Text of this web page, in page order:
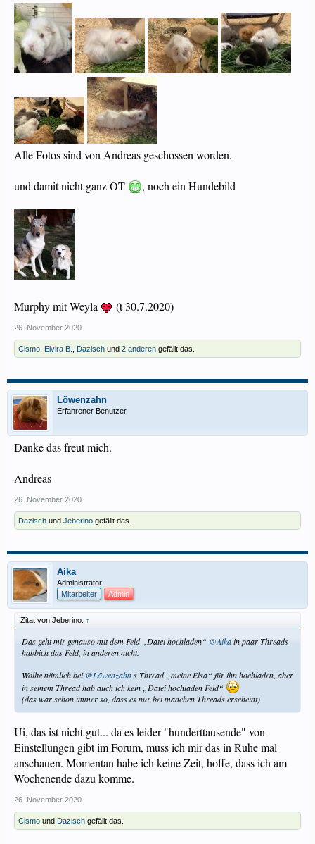
Alle Fotos sind von Andreas geschossen worden.
und damit nicht ganz OT , noch ein Hundebild
Murphy mit Weyla (t 30.7.2020)
26. November 2020
Cismo Elvira B. Dazisch und 2 anderen gefällt das.
Löwenzahn
Erfahrener Benutzer
Danke das freut mich.
Andreas
26. November 2020
Dazisch und Jeberino gefällt das.
Aika
Administrator
Mitarbeiter
Admin
Zitat von Jeberino: ↑
Das geht mir genauso mit dem Feld „Datei hochladen“ @Aikain paar Threads
habbich das Feld, in anderen nicht.
Wollte nämlich bei@Löwenzahns Thread „meine Elsa“ für ihn hochladen, aber
in seinem Thread hab auch ich kein „Datei hochladen Feld“
(das war schon immer so, dass es nur bei manchen Threads erscheint)
Ui, das ist nicht gut... da es leider "hunderttausende" von
Einstellungen gibt im Forum, muss ich mir das in Ruhe mal
anschauen. Momentan habe ich keine Zeit, hoffe, dass ich am
Wochenende dazu komme.
26. November 2020
Cismo und Dazisch gefällt das.